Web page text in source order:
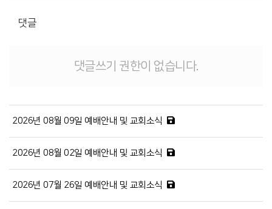
댓글
댓글쓰기 권한이 없습니다.
2026년 08월 09일 예배안내 및 교회소식
2026년 08월 02일 예배안내 및 교회소식
2026년 07월 26일 예배안내 및 교회소식